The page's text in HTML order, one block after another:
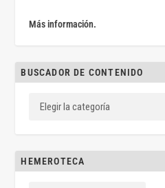
Más información.
BUSCADOR DE CONTENIDO
HEMEROTECA